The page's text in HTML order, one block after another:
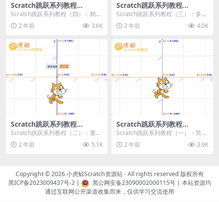
Scratch跳跃系列教程
（四）：精准着陆
Scratch跳跃系列教程（四）：精准
着陆 作者：小虎鲸Scratch资源站
... 2 年前 3.6K
Scratch跳跃系列教程
（三）：多段跳跃
Scratch跳跃系列教程（三）：多段
跳跃 作者：小虎鲸Scratch资源站
连...2 年前 4.0K
Scratch跳跃系列教程
（二）：重力跳跃
Scratch跳跃系列教程（二）：重力
跳跃 作者：小虎鲸Scratch资源站
按...2 年前 5.1K
Scratch跳跃系列教程
（一）：简单跳跃
Scratch跳跃系列教程（一）：简单
跳跃 作者：小虎鲸Scratch资源站
按...2 年前 3.9K
Copyright © 2026小虎鲸Scratch资源站- All rights reserved 版权所有
黑ICP备2023009437号-2| 黑公网安备23090002000115号| 本站资源均
通过互联网公开渠道收集而来，仅供学习交流使用